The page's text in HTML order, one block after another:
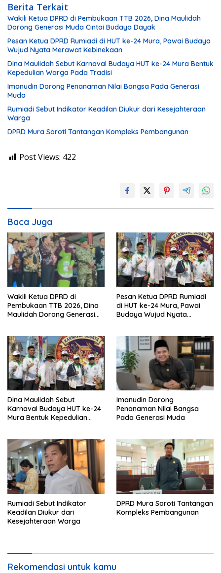
Berita Terkait
Wakili Ketua DPRD di Pembukaan TTB 2026, Dina Maulidah
Dorong Generasi Muda Cintai Budaya Dayak
Pesan Ketua DPRD Rumiadi di HUT ke-24 Mura, Pawai Budaya
Wujud Nyata Merawat Kebinekaan
Dina Maulidah Sebut Karnaval Budaya HUT ke-24 Mura Bentuk
Kepedulian Warga Pada Tradisi
Imanudin Dorong Penanaman Nilai Bangsa Pada Generasi
Muda
Rumiadi Sebut Indikator Keadilan Diukur dari Kesejahteraan
Warga
DPRD Mura Soroti Tantangan Kompleks Pembangunan
Post Views: 422
Baca Juga
Wakili Ketua DPRD di
Pembukaan TTB 2026, Dina
Maulidah Dorong Generasi
Pesan Ketua DPRD Rumiadi
di HUT ke-24 Mura, Pawai
Budaya Wujud Nyata
Dina Maulidah Sebut
Karnaval Budaya HUT ke-24
Mura Bentuk Kepedulian
Imanudin Dorong
Penanaman Nilai Bangsa
Pada Generasi Muda
Rumiadi Sebut Indikator
Keadilan Diukur dari
Kesejahteraan Warga
DPRD Mura Soroti Tantangan
Kompleks Pembangunan
Rekomendasi untuk kamu